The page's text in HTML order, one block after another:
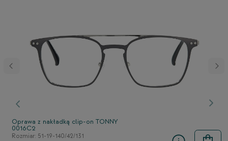
Poprzedni
Oprawa z nakładką clip-on TONNY
0016C2
Rozmiar: 51-19-140/42/131